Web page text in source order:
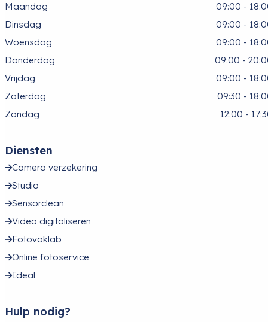
Maandag
09:00 -
Dinsdag
09:00 -
Woensdag
09:00 -
Donderdag
09:00 -
Vrijdag
09:00 -
Zaterdag
09:30 -
Zondag
12:00 -
Diensten
Camera verzekering
Studio
Sensorclean
Video digitaliseren
Fotovaklab
Online fotoservice
Ideal
Hulp nodig?